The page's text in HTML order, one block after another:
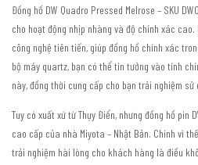
Đồng hồ DW Quadro Pressed Melrose – SKU
cho hoạt động nhịp nhàng và độ chính xác
công nghệ tiên tiến, giúp đồng hồ chính xác
bộ máy quartz, bạn có thể tin tưởng vào tính
này, đồng thời cung cấp cho bạn trải nghiệm
Tuy có xuất xứ từ Thụy Điển, nhưng đồng hồ pin
cao cấp của nhà Miyota – Nhật Bản. Chính vì
trải nghiệm hài lòng cho khách hàng là điều